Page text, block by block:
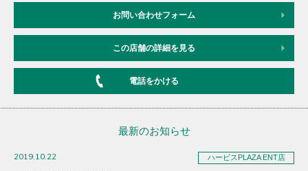
お問い合わせフォーム
この店舗の詳細を見る
電話をかける
最新のお知らせ
2019.10.22 ハービスPLAZA ENT店